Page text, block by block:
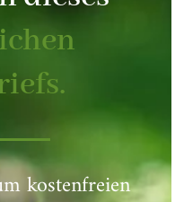
kostenfreien